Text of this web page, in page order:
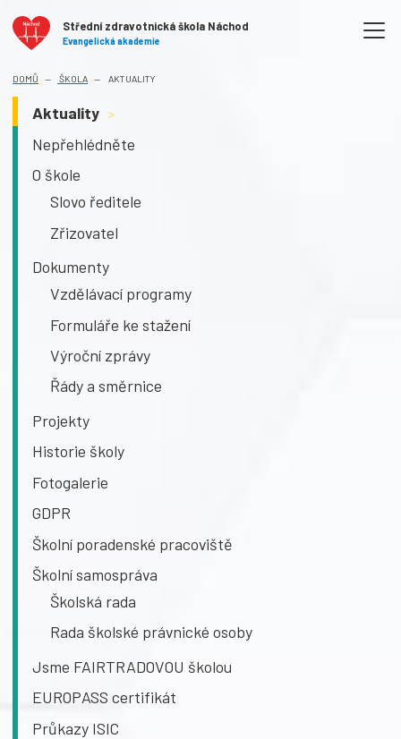
Střední zdravotnická škola Náchod
Evangelická akademie
DOMŮ ŠKOLA AKTUALITY
Aktuality >
Nepřehlédněte
O škole
Slovo ředitele
Zřizovatel
Dokumenty
Vzdělávací programy
Formuláře ke stažení
Výroční zprávy
Řády a směrnice
Projekty
Historie školy
Fotogalerie
GDPR
Školní poradenské pracoviště
Školní samospráva
Školská rada
Rada školské právnické osoby
Jsme FAIRTRADOVOU školou
EUROPASS certifikát
Průkazy ISIC